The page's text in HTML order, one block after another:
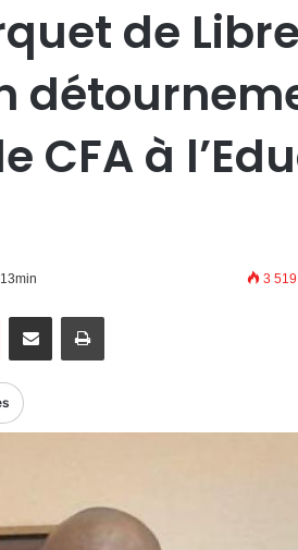
de
CFA à
3 519
Reddit Partager par email Imprimer